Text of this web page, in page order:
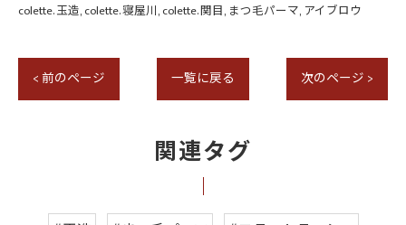
colette. 玉造 colette. 寝屋川 colette. 関目 まつ毛パーマ アイブロウ
< 前のページ 一覧に戻る 次のページ >
関連タグ